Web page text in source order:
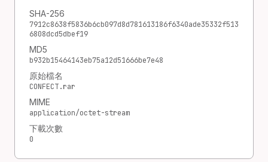
SHA-256
7912c8638f5836b6cb097d8d781613186f6340ade35332f513
6808dcd5dbef19
MD5
b932b15464143eb75a12d51666be7e48
原始檔名
CONFECT.rar
MIME
application/octet-stream
下載次數
0